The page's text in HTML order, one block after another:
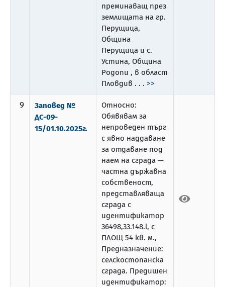
преминаващ през
землищата на гр.
Перущица,
Община
Перущица и с.
Устина, Община
Родопи , в област
Пловдив . . . >>
9
Заповед №
ДС-09-
15/01.10.2025г.
Относно:
Обявявам за
непроведен търг
с явно наддаване
за отдаване под
наем на сграда —
частна държавна
собственост,
представляваща
сграда с
идентификатор
36498,33.148.l, с
ПЛОЩ 54 кв. м.,
Предназначение:
селскостопанска
сграда. Предишен
идентификатор: